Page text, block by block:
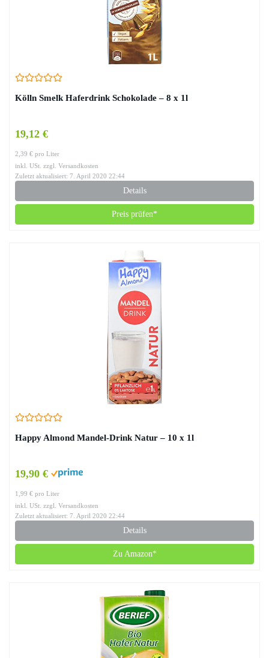
Kölln Smelk Haferdrink Schokolade – 8 x 1l
19,12 €
2,39 € pro Liter
inkl. USt. zzgl. Versandkosten
Zuletzt aktualisiert: 7. April 2020 22:44
Details
Preis prüfen*
Happy Almond Mandel-Drink Natur – 10 x 1l
19,90 €
1,99 € pro Liter
inkl. USt. zzgl. Versandkosten
Zuletzt aktualisiert: 7. April 2020 22:44
Details
Zu Amazon*